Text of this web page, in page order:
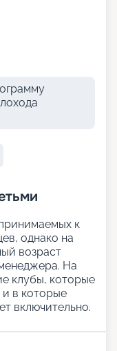
к
однако на
возраст
На
клубы, которые
и в которые
включительно.